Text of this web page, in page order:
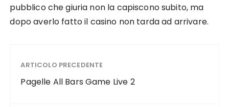
pubblico che giuria non la capiscono subito, ma
dopo averlo fatto il casino non tarda ad arrivare.
ARTICOLO PRECEDENTE
Pagelle All Bars Game Live 2